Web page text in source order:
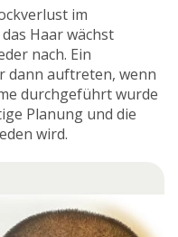
im
Haar wächst
nach. Ein
dann auftreten, wenn
durchgeführt wurde
Planung und die
wird.